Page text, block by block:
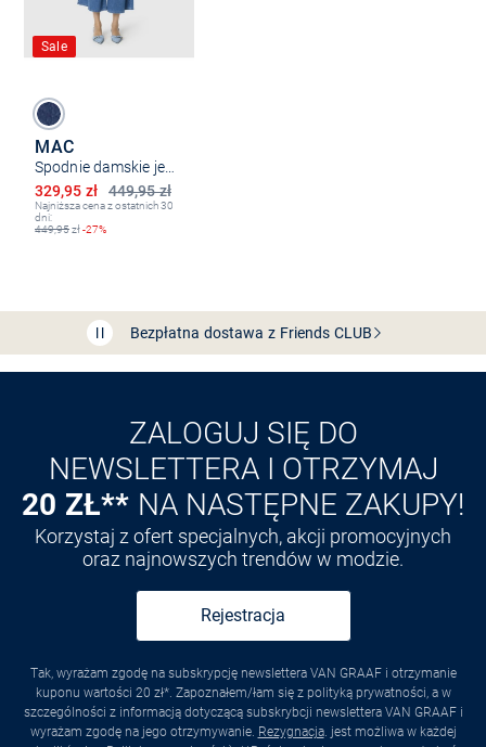
Sale
MAC
Spodnie damskie jeansowe culottes - Ella
449,95 zł
Obniżona cena
329,95 zł
Najniższa cena z ostatnich 30
dni:
449,95zł-27%
Przedłużenie czasu zwrotu towaru: 60 dni
ZALOGUJ SIĘ DO
NEWSLETTERA I OTRZYMAJ
20 ZŁ** NA NASTĘPNE ZAKUPY!
Korzystaj z ofert specjalnych, akcji promocyjnych
oraz najnowszych trendów w modzie.
Rejestracja
Tak, wyrażam zgodę na subskrypcję newslettera VAN GRAAF i otrzymanie
kuponu wartości 20 zł*. Zapoznałem/łam się z polityką prywatności, a w
szczególności z informacją dotyczącą subskrybcji newslettera VAN GRAAF i
wyrażam zgodę na jego otrzymywanie. Rezygnacja. jest możliwa w każdej